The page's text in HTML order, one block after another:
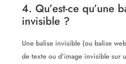
4. Qu’est-ce qu’une
invisible ?
Une balise invisible (ou balise
de texte ou d’image invisible sur